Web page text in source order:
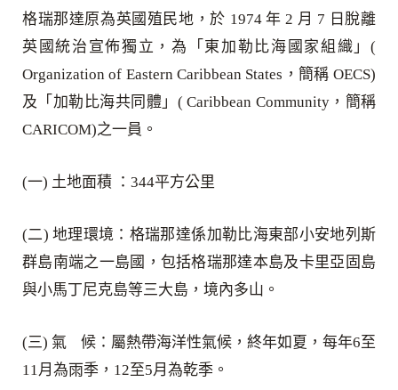
格瑞那達原為英國殖民地，於 1974 年 2 月 7 日脫離
英國統治宣佈獨立，為「東加勒比海國家組織」(
Organization of Eastern Caribbean States，簡稱 OECS)
及「加勒比海共同體」( Caribbean Community，簡稱
CARICOM)之一員。
(一) 土地面積 ：344平方公里
(二) 地理環境：格瑞那達係加勒比海東部小安地列斯
群島南端之一島國，包括格瑞那達本島及卡里亞固島
與小馬丁尼克島等三大島，境內多山。
(三) 氣 候：屬熱帶海洋性氣候，終年如夏，每年6至
11月為雨季，12至5月為乾季。